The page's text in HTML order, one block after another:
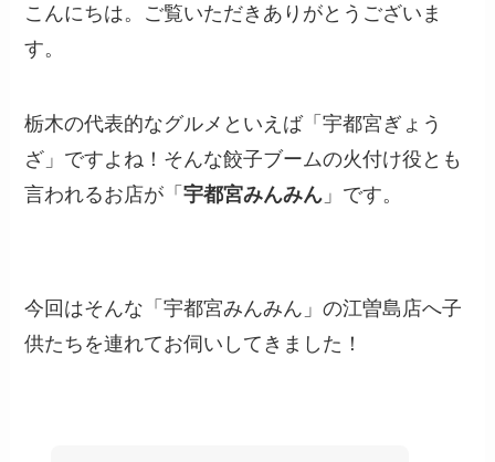
こんにちは。ご覧いただきありがとうございま
す。
栃木の代表的なグルメといえば「宇都宮ぎょう
ざ」ですよね！そんな餃子ブームの火付け役とも
言われるお店が「宇都宮みんみん 」です。
今回はそんな「宇都宮みんみん」の江曽島店へ子
供たちを連れてお伺いしてきました！